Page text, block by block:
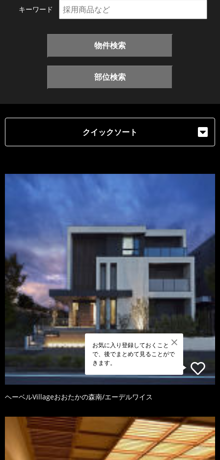
キーワード
物件検索
部位検索
クイックソート
お気に入り登録しておくこと
で、後でまとめて見ることがで
きます。
ヘーベルVillageおおたかの森南/エーデルワイス